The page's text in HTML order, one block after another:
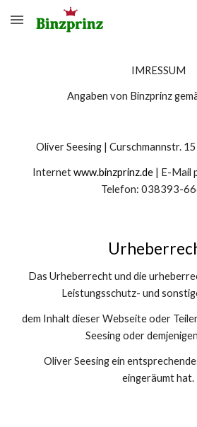
Skip to main content
IMRESSUM
Angaben von Binzprinz
Oliver Seesing | Curschmannstr.
Internetwww.binzprinz.de | E-Mail
Telefon: 038393-
Das Urheberrecht und die
Leistungsschutz- und
dem Inhalt dieser Webseite oder
Seesing oder
Oliver Seesing ein
eingeräumt hat.